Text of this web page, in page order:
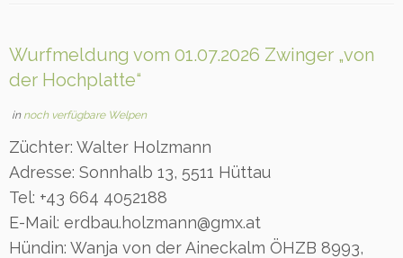
Wurfmeldung vom 01.07.2026 Zwinger „von
der Hochplatte“
in noch verfügbare Welpen
Züchter: Walter Holzmann
Adresse: Sonnhalb 13, 5511 Hüttau
Tel: +43 664 4052188
E-Mail: erdbau.holzmann@gmx.at
Hündin: Wanja von der Aineckalm ÖHZB 8993,